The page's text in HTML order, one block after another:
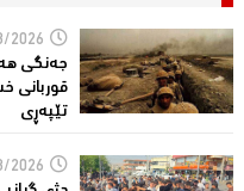
2026
جەنگی
تێپەڕى
2026